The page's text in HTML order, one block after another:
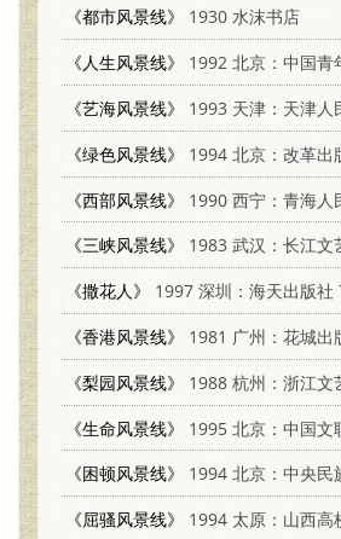
《都市风景线》
1930 水沫书店
《人生风景线》
1992 北京：中国青年出
《艺海风景线》
1993 天津：天津人民出
《绿色风景线》
1994 北京：改革出版
《西部风景线》
1990 西宁：青海人民出
《三峡风景线》
1983 武汉：长江文艺出
《撒花人》
1997 深圳：海天出版社
《香港风景线》
1981 广州：花城出
《梨园风景线》
1988 杭州：浙江文艺出
《生命风景线》
1995 北京：中国文联出版
《困顿风景线》
1994 北京：中央民族大学出
《屈骚风景线》
1994 太原：山西高校联合出